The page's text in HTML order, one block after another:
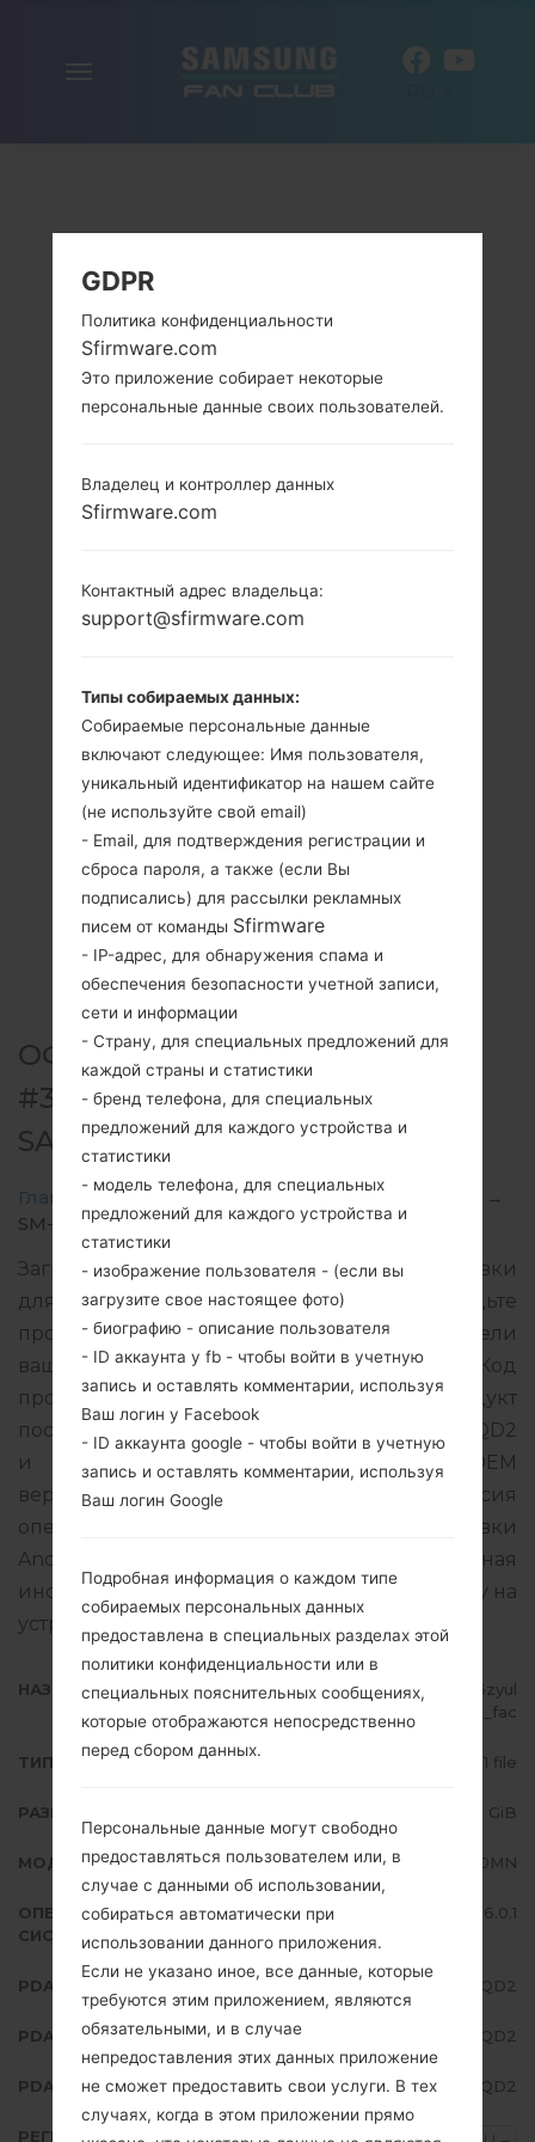
ОФИЦИАЛЬНАЯ ПРОШИВКА
#35330 ДЛЯ SM-J710MN -
SAMSUNGGALAXY J7 2016
Главная →Galaxy J7 2016 →SamsungSM-J710MN
→
SM-J710MN_1_20170511140839_6zyulgbyt2_fac.zip
Загрузите последнее обновление прошивки
для Samsung Galaxy J7 2016, но не забудьте
проверить, соответствует ли номер модели
вашего смартфона указанному SM-J710MN. Код
прошивки PGU для GUATEMALA. Продукт
поставляется с версией PDA J710MNUBU3AQD2
и версия CSC J710MNUWA3AQD2, MODEM
версия J710MNUBU3AQD2. Версия
операционной системы данной прошивки
Android Marshmallow 6.0.1. Подробная
инструкция, как прошить стоковую прошивку на
устройства Samsung
НАЗВАНИЕ ФАЙЛА
SM-J710MN_1_20170511140839_6zyul
gbyt2_fac
ТИП ПРОШИВКИ 1 file
РАЗМЕР ФАЙЛА 1.71 GiB
МОДЕЛЬ Samsung SM-J710MN
ОПЕРАЦИОННАЯ
СИСТЕМА
Android Marshmallow 6.0.1
PDA/AP ВЕРСИЯ J710MNUBU3AQD2
PDA/AP ВЕРСИЯ J710MNUWA3AQD2
PDA/AP ВЕРСИЯ J710MNUBU3AQD2
РЕГИОН
GDPR
Политика конфиденциальности
Sfirmware.com
Это приложение собирает некоторые
персональные данные своих пользователей.
Владелец и контроллер данных
Sfirmware.com
Контактный адрес владельца:
support@sfirmware.com
Типы собираемых данных:
Собираемые персональные данные
включают следующее: Имя пользователя,
уникальный идентификатор на нашем сайте
(не используйте свой email)
- Email, для подтверждения регистрации и
сброса пароля, а также (если Вы
подписались) для рассылки рекламных
писем от команды Sfirmware
- IP-адрес, для обнаружения спама и
обеспечения безопасности учетной записи,
сети и информации
- Страну, для специальных предложений для
каждой страны и статистики
- бренд телефона, для специальных
предложений для каждого устройства и
статистики
- модель телефона, для специальных
предложений для каждого устройства и
статистики
- изображение пользователя - (если вы
загрузите свое настоящее фото)
- биографию - описание пользователя
- ID аккаунта у fb - чтобы войти в учетную
запись и оставлять комментарии, используя
Ваш логин у Facebook
- ID аккаунта google - чтобы войти в учетную
запись и оставлять комментарии, используя
Ваш логин Google
Подробная информация о каждом типе
собираемых персональных данных
предоставлена в специальных разделах этой
политики конфиденциальности или в
специальных пояснительных сообщениях,
которые отображаются непосредственно
перед сбором данных.
Персональные данные могут свободно
предоставляться пользователем или, в
случае с данными об использовании,
собираться автоматически при
использовании данного приложения.
Если не указано иное, все данные, которые
требуются этим приложением, являются
обязательными, и в случае
непредоставления этих данных приложение
не сможет предоставить свои услуги. В тех
случаях, когда в этом приложении прямо